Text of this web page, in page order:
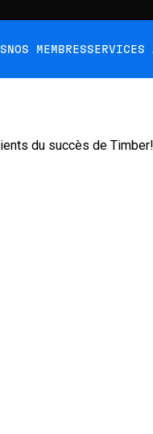
NOS MEMBRESSERVICES